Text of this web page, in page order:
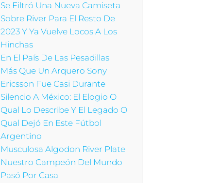
Se Filtró Una Nueva Camiseta
Sobre River Para El Resto De
2023 Y Ya Vuelve Locos A Los
Hinchas
En El País De Las Pesadillas
Más Que Un Arquero Sony
Ericsson Fue Casi Durante
Silencio A México: El Elogio O
Qual Lo Describe Y El Legado O
Qual Dejó En Este Fútbol
Argentino
Musculosa Algodon River Plate
Nuestro Campeón Del Mundo
Pasó Por Casa